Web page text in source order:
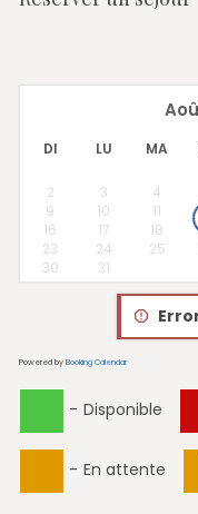
DI LU MA
2
3 4
9
10 11
16
17 18
23
24 25
30
31
Powered by Booking Calendar
- Disponible
- En attente